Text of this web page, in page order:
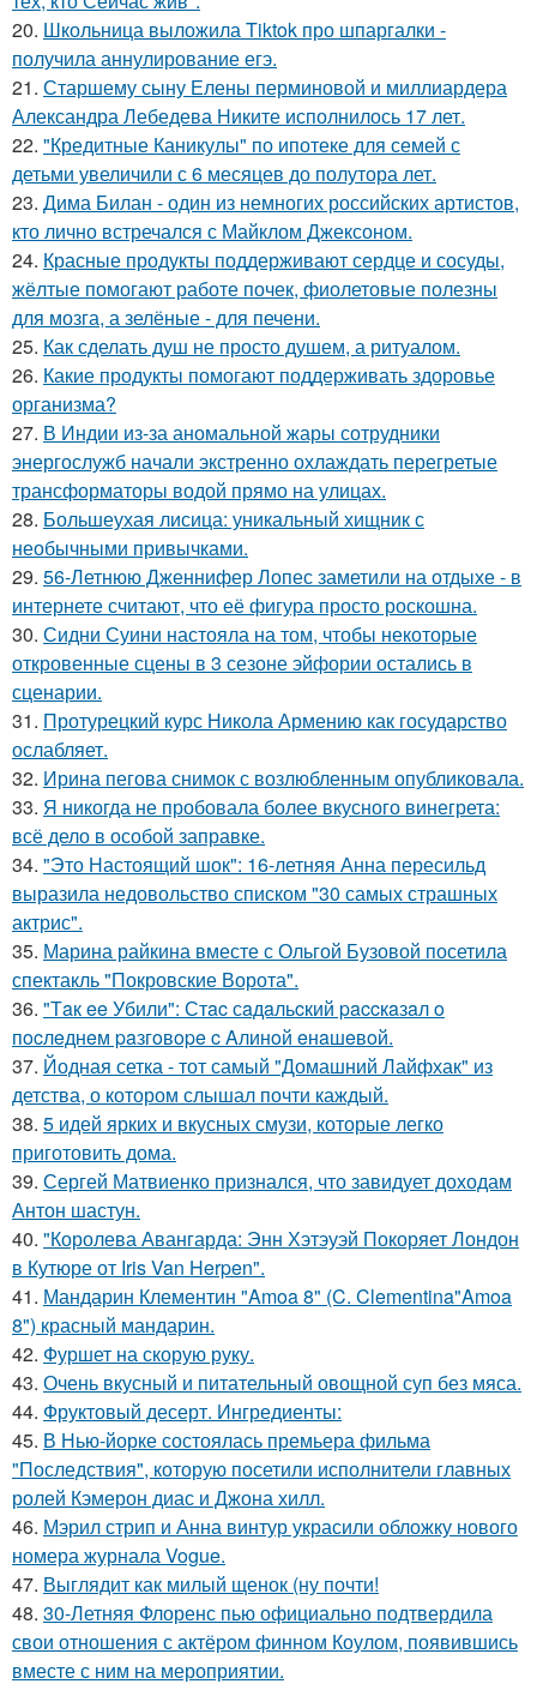
20. Школьница выложила Tiktok про шпаргалки -
получила аннулирование егэ.
21. Старшему сыну Елены перминовой и миллиардера
Александра Лебедева Никите исполнилось 17 лет.
22. "Кредитные Каникулы" по ипотеке для семей с
детьми увеличили с 6 месяцев до полутора лет.
23. Дима Билан - один из немногих российских артистов,
кто лично встречался с Майклом Джексоном.
24. Красные продукты поддерживают сердце и сосуды,
жёлтые помогают работе почек, фиолетовые полезны
для мозга, а зелёные - для печени.
25. Как сделать душ не просто душем, а ритуалом.
26. Какие продукты помогают поддерживать здоровье
организма?
27. В Индии из-за аномальной жары сотрудники
энергослужб начали экстренно охлаждать перегретые
трансформаторы водой прямо на улицах.
28. Большеухая лисица: уникальный хищник с
необычными привычками.
29. 56-Летнюю Дженнифер Лопес заметили на отдыхе - в
интернете считают, что её фигура просто роскошна.
30. Сидни Суини настояла на том, чтобы некоторые
откровенные сцены в 3 сезоне эйфории остались в
сценарии.
31. Протурецкий курс Никола Армению как государство
ослабляет.
32. Ирина пегова снимок с возлюбленным опубликовала.
33. Я никогда не пробовала более вкусного винегрета:
всё дело в особой заправке.
34. "Это Настоящий шок": 16-летняя Анна пересильд
выразила недовольство списком "30 самых страшных
актрис".
35. Марина райкина вместе с Ольгой Бузовой посетила
спектакль "Покровские Ворота".
36. "Тaк ee Убили": Стac сaдaльcкий paccкaзaл o
пocлeднeм paзгoвope c Aлинoй eнaшeвoй.
37. Йодная сетка - тот самый "Домашний Лайфхак" из
детства, о котором слышал почти каждый.
38. 5 идей ярких и вкусных смузи, которые легко
приготовить дома.
39. Сергей Матвиенко признался, что завидует доходам
Антон шастун.
40. "Королева Авангарда: Энн Хэтэуэй Покоряет Лондон
в Кутюре от Iris Van Herpen".
41. Мандарин Клементин "Amoa 8" (C. Clementina"Amoa
8") красный мандарин.
42. Фуршет на скорую руку.
43. Очень вкусный и питательный овощной суп без мяса.
44. Фруктовый десерт. Ингредиенты:
45. В Нью-йорке состоялась премьера фильма
"Последствия", которую посетили исполнители главных
ролей Кэмерон диас и Джона хилл.
46. Мэрил стрип и Анна винтур украсили обложку нового
номера журнала Vogue.
47. Выглядит как милый щенок (ну почти!
48. 30-Летняя Флоренс пью официально подтвердила
свои отношения с актёром финном Коулом, появившись
вместе с ним на мероприятии.